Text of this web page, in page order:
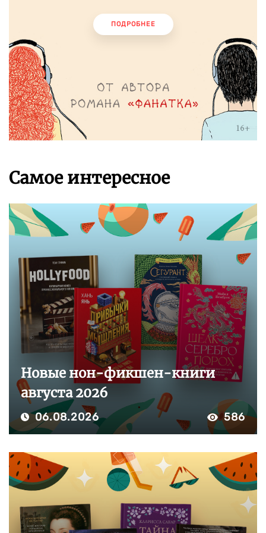
ПОДРОБНЕЕ
Самое интересное
Новые нон-фикшен-книги
августа 2026
06.08.2026 586